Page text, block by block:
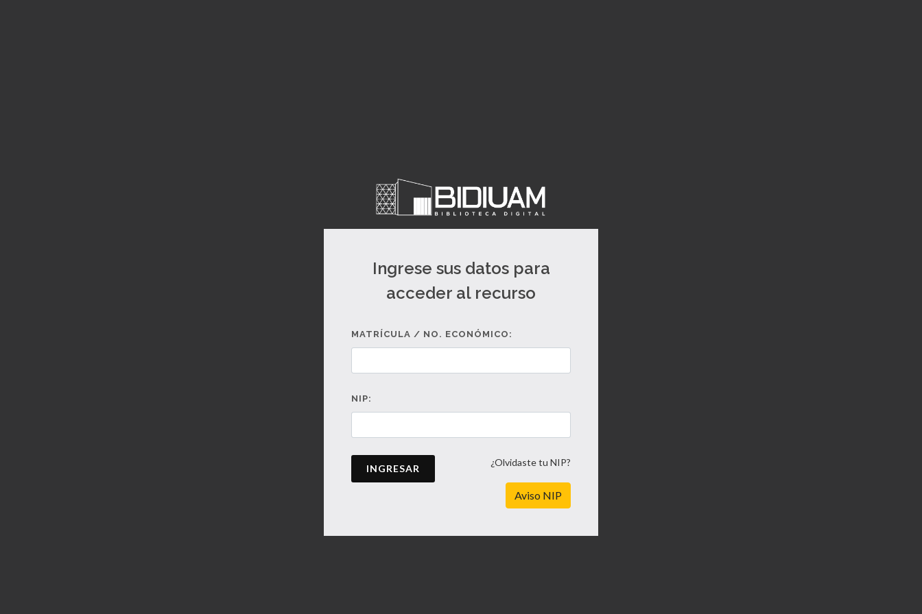
Ingrese sus datos para
acceder al recurso
MATRÍCULA / NO. ECONÓMICO:
NIP:
INGRESAR
¿Olvidaste tu NIP?
Aviso NIP